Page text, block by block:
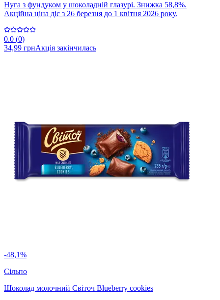
Нуга з фундуком у шоколадній глазурі. Знижка 58,8%.
Акційна ціна діє з 26 березня до 1 квітня 2026 року.
0.0 (0)
34,99 грнАкція закінчилась
-48,1%
Сільпо
Шоколад молочний Світоч Blueberry cookies